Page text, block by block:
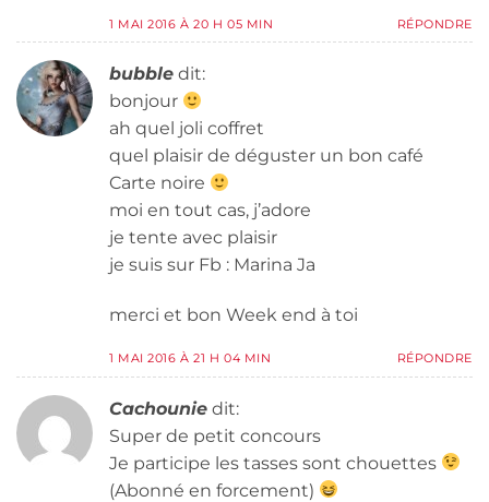
1 MAI 2016 À 20 H 05 MIN RÉPONDRE
bubble dit:
bonjour
ah quel joli coffret
quel plaisir de déguster un bon café
Carte noire
moi en tout cas, j’adore
je tente avec plaisir
je suis sur Fb : Marina Ja
merci et bon Week end à toi
1 MAI 2016 À 21 H 04 MIN RÉPONDRE
Cachounie dit:
Super de petit concours
Je participe les tasses sont chouettes
(Abonné en forcement)